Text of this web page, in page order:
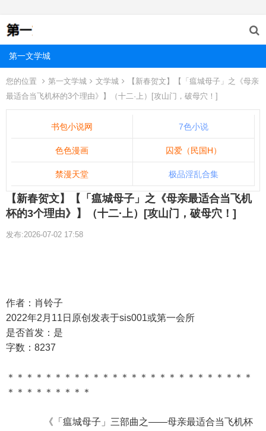
第一文学城
您的位置 第一文学城 文学城
【新春贺文】【「瘟城母子」之《母亲
最适合当飞机杯的3个理由》】（十二·上）[攻山门，破母穴！]
书包小说网 7色小说
色色漫画 囚爱（民国H）
禁漫天堂 极品淫乱合集
【新春贺文】【「瘟城母子」之《母亲最适合当飞机
杯的3个理由》】（十二·上）[攻山门，破母穴！]
发布:2026-07-02 17:58
作者：肖铃子
2022年2月11日原创发表于sis001或第一会所
是否首发：是
字数：8237
＊＊＊＊＊＊＊＊＊＊＊＊＊＊＊＊＊＊＊＊＊＊＊＊＊＊
＊＊＊＊＊＊＊＊＊
《「瘟城母子」三部曲之——母亲最适合当飞机杯